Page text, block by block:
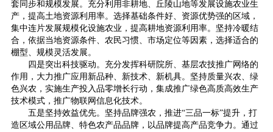
套同步和规模发展。充分利用非耕地、丘陵山地等发展设施农业生
产，提高土地资源利用率。选择基础条件好、资源优势强的区域，
集中连片发展规模化设施农业，提高耕地资源利用率。坚持冷暖结
合，依据当地资源条件、农民习惯、市场定位等因素，选择适合的
棚型、规模灵活发展。
四是突出科技驱动。充分发挥科研院所、基层农技推广网络的
作用，大力推广应用新品种、新技术、新机具。坚持质量兴农、绿
色兴农，实施生产投入品零增长行动，集成推广绿色高质高效生产
技术模式，推广物联网信息化技术。
五是坚持效益优先。坚持品牌强农，推进“三品一标”提升，打
造区域公用品牌、特色农产品品牌，以品牌提高产品竞争力。通过